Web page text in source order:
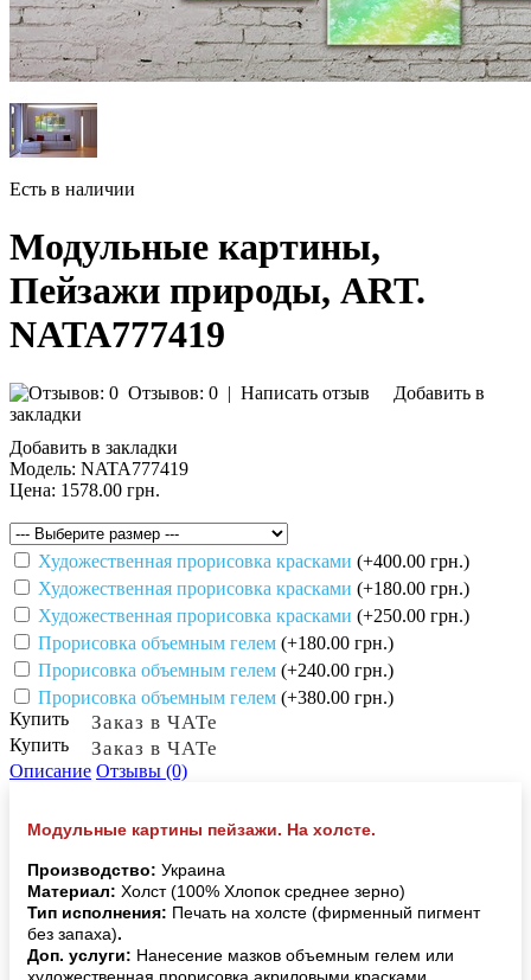
Есть в наличии
Модульные картины,
Пейзажи природы, ART.
NATA777419
Отзывов: 0 | Написать отзыв
Добавить в
закладки
Добавить в закладки
Модель: NATA777419
Цена: 1578.00 грн.
Художественная прорисовка красками (+400.00 грн.)
Художественная прорисовка красками (+180.00 грн.)
Художественная прорисовка красками (+250.00 грн.)
Прорисовка объемным гелем (+180.00 грн.)
Прорисовка объемным гелем (+240.00 грн.)
Прорисовка объемным гелем (+380.00 грн.)
Купить
Заказ в ЧАТе
Купить Заказ в ЧАТе
Описание Отзывы (0)
Модульные картины пейзажи. На холсте.
Производство: Украина
Материал: Холст (100% Хлопок среднее зерно)
Тип исполнения: Печать на холсте (фирменный пигмент
без запаха).
Доп. услуги: Нанесение мазков объемным гелем или